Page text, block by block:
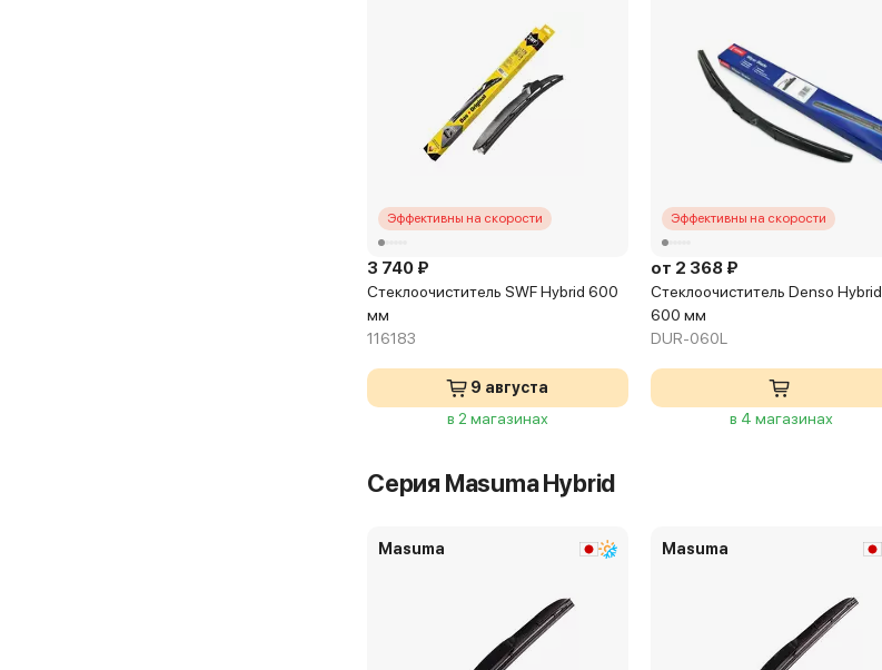
Эффективны на скорости
3 740 ₽
Стеклоочиститель SWF Hybrid 600
мм
116183
9 августа
в 2 магазинах
Эффективны на скорости
от 2 368 ₽
Стеклоочиститель Denso Hybrid
600 мм
DUR-060L
в 4 магазинах
Серия Masuma Hybrid
Masuma Masuma